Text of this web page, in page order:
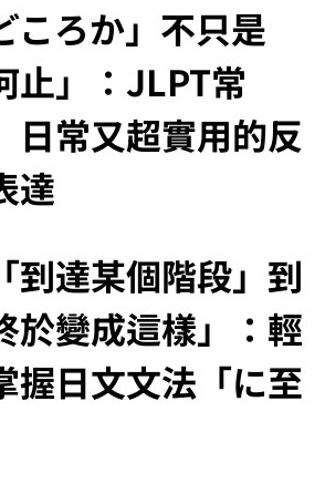
ころか」不只是
止」：JLPT常
日常又超實用的反
達
到達某個階段」到
於變成這樣」：輕
握日文文法「に至